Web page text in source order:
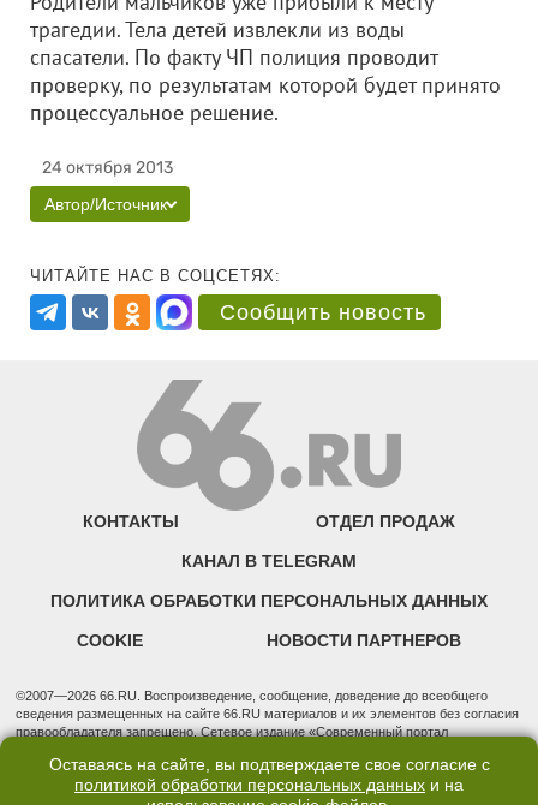
трагедии. Тела детей извлекли из воды
спасатели. По факту ЧП полиция проводит
проверку, по результатам которой будет принято
процессуальное решение.
24 октября 2013
Автор/Источник
ЧИТАЙТЕ НАС В СОЦСЕТЯХ:
Сообщить новость
КОНТАКТЫ ОТДЕЛ ПРОДАЖ
КАНАЛ В TELEGRAM
ПОЛИТИКА ОБРАБОТКИ ПЕРСОНАЛЬНЫХ ДАННЫХ
COOKIE НОВОСТИ ПАРТНЕРОВ
©2007—2026 66.RU. Воспроизведение, сообщение, доведение до всеобщего
сведения размещенных на сайте 66.RU материалов и их элементов без согласия
правообладателя запрещено. Сетевое издание «Современный портал
надзору в сфере связи, информационных технологий и массовых коммуникаций
(Роскомнадзор). Регистрационный номер ЭЛ № ФС 77 - 76634 от 02.09.2019
Оставаясь на сайте, вы подтверждаете свое согласие с
политикой обработки персональных данных и на